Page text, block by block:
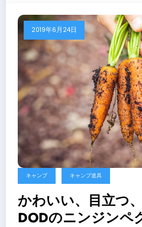
2019年6月24日
キャンプ キャンプ道具
かわいい、目立つ
DODのニンジンペ